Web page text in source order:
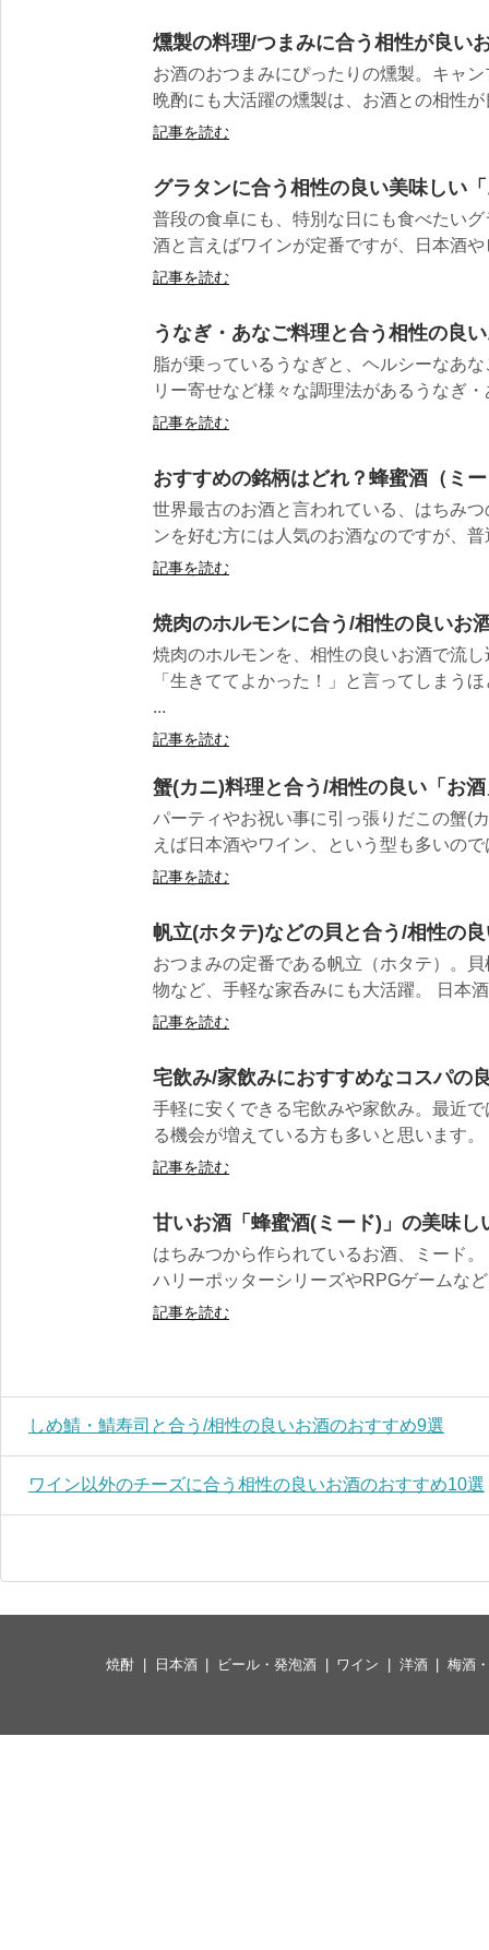
燻製の料理/つまみに合う相性が良い
お酒のおつまみにぴったりの燻製。キャ
晩酌にも大活躍の燻製は、お酒との相性
記事を読む
グラタンに合う相性の良い美味しい
普段の食卓にも、特別な日にも食べたい
酒と言えばワインが定番ですが、日本酒
記事を読む
うなぎ・あなご料理と合う相性の良
脂が乗っているうなぎと、ヘルシーなあ
リー寄せなど様々な調理法があるうなぎ
記事を読む
おすすめの銘柄はどれ？蜂蜜酒（ミ
世界最古のお酒と言われている、はちみ
ンを好む方には人気のお酒なのですが、
記事を読む
焼肉のホルモンに合う/相性の良いお
焼肉のホルモンを、相性の良いお酒で流
「生きててよかった！」と言ってしまう
...
記事を読む
蟹(カニ)料理と合う/相性の良い「お
パーティやお祝い事に引っ張りだこの蟹(
えば日本酒やワイン、という型も多いの
記事を読む
帆立(ホタテ)などの貝と合う/相性の
おつまみの定番である帆立（ホタテ）。
物など、手軽な家呑みにも大活躍。 日本
記事を読む
宅飲み/家飲みにおすすめなコスパの
手軽に安くできる宅飲みや家飲み。最近
る機会が増えている方も多いと思います
記事を読む
甘いお酒「蜂蜜酒(ミード)」の美味
はちみつから作られているお酒、ミード
ハリーポッターシリーズやRPGゲームな
記事を読む
しめ鯖・鯖寿司と合う/相性の良いお酒のおすすめ9選
ワイン以外のチーズに合う相性の良いお酒のおすすめ10選
焼酎 日本酒 ビール・発泡酒 ワイン 洋酒 梅酒